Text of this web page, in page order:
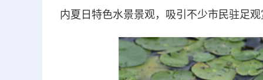
内夏日特色水景景观，吸引不少市民驻足观